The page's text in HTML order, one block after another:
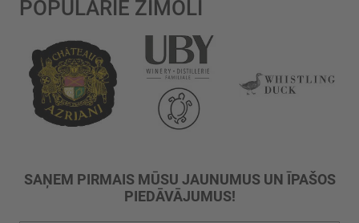
POPULĀRIE ZĪMOLI
SAŅEM PIRMAIS MŪSU JAUNUMUS UN ĪPAŠOS
PIEDĀVĀJUMUS!